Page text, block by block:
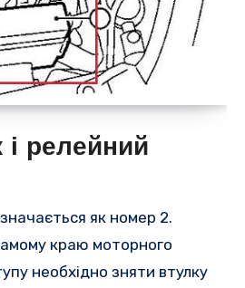
і релейний
як номер 2.
краю моторного
необхідно зняти втулку